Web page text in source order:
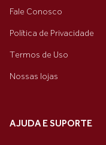
Fale Conosco
Política de Privacidade
Termos de Uso
Nossas lojas
AJUDA E SUPORTE